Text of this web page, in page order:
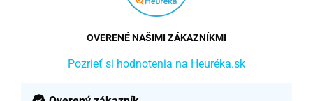
OVERENÉ NAŠIMI ZÁKAZNÍKMI
Pozrieť si hodnotenia na Heuréka.sk